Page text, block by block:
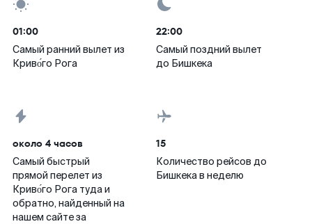
01:00
Самый ранний вылет из
Криво́го Рога
22:00
Самый поздний вылет
до Бишкека
около 4 часов
Самый быстрый
прямой перелет из
Криво́го Рога туда и
обратно, найденный на
нашем сайте за
15
Количество рейсов до
Бишкека в неделю